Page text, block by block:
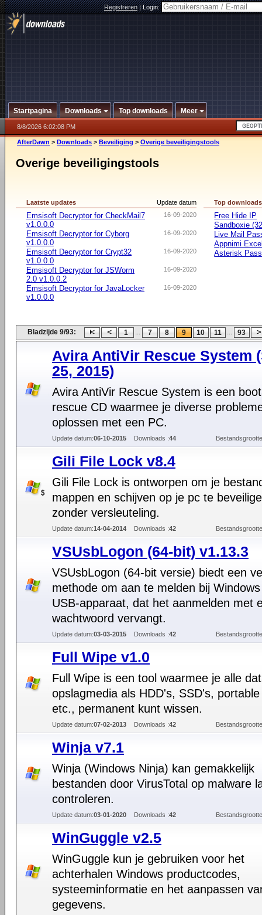
Registreren|Login:
Startpagina Downloads Top downloads Meer
8/8/2026 6:02:08 PM
AfterDawn > Downloads > Beveiliging > Overige beveiligingstools
Overige beveiligingstools
Update datum
Laatste updates
16-09-2020
Emsisoft Decryptor for CheckMail7
v1.0.0.0
16-09-2020
Emsisoft Decryptor for Cyborg
v1.0.0.0
16-09-2020
Emsisoft Decryptor for Crypt32
v1.0.0.0
16-09-2020
Emsisoft Decryptor for JSWorm
2.0 v1.0.0.2
16-09-2020
Emsisoft Decryptor for JavaLocker
v1.0.0.0
Top downloads
Free Hide IP
Sandboxie
Live Mail
Appnimi
Asterisk
Bladzijde 9/93: 1 ... 7 8 9 10 11 ... 93
Avira AntiVir Rescue System
25, 2015)
Avira AntiVir Rescue System is een
rescue CD waarmee je diverse
oplossen met een PC.
Update datum:06-10-2015 Downloads :44
Gili File Lock v8.4
Gili File Lock is ontworpen om je
mappen en schijven op je pc te
zonder versleuteling.
Update datum:14-04-2014 Downloads :42
VSUsbLogon (64-bit) v1.13.3
VSUsbLogon (64-bit versie) biedt een
methode om aan te melden bij
USB-apparaat, dat het aanmelden met
wachtwoord vervangt.
Update datum:03-03-2015 Downloads :42
Full Wipe v1.0
Full Wipe is een tool waarmee je alle
opslagmedia als HDD's, SSD's,
etc., permanent kunt wissen.
Update datum:07-02-2013 Downloads :42
Winja v7.1
Winja (Windows Ninja) kan gemakkelijk
bestanden door VirusTotal op malware
controleren.
Update datum:03-01-2020 Downloads :42
WinGuggle v2.5
WinGuggle kun je gebruiken voor het
achterhalen Windows productcodes,
systeeminformatie en het aanpassen
gegevens.